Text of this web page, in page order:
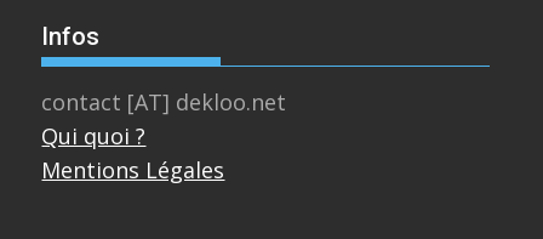
Infos
contact [AT] dekloo.net
Qui quoi ?
Mentions Légales